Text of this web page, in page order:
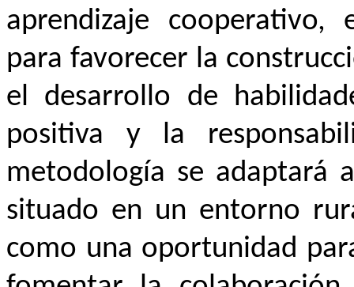
aprendizaje cooperativo,
para favorecer la
el desarrollo de
positiva y la
metodología se adaptará
situado en un entorno
como una oportunidad